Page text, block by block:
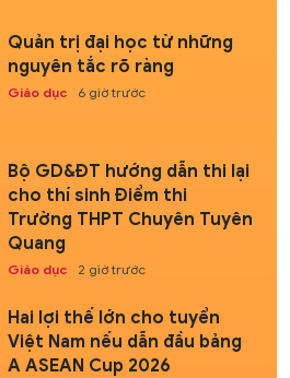
Quản trị đại học từ những
nguyên tắc rõ ràng
Giáo dục 6 giờ trước
Bộ GD&ĐT hướng dẫn thi lại
cho thí sinh Điểm thi
Trường THPT Chuyên Tuyên
Quang
Giáo dục 2 giờ trước
Hai lợi thế lớn cho tuyển
Việt Nam nếu dẫn đầu bảng
A ASEAN Cup 2026